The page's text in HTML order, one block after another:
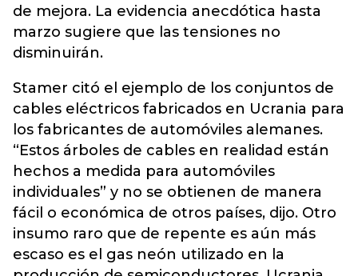
de mejora. La evidencia anecdótica hasta
marzo sugiere que las tensiones no
disminuirán.
Stamer citó el ejemplo de los conjuntos de
cables eléctricos fabricados en Ucrania para
los fabricantes de automóviles alemanes.
“Estos árboles de cables en realidad están
hechos a medida para automóviles
individuales” y no se obtienen de manera
fácil o económica de otros países, dijo. Otro
insumo raro que de repente es aún más
escaso es el gas neón utilizado en la